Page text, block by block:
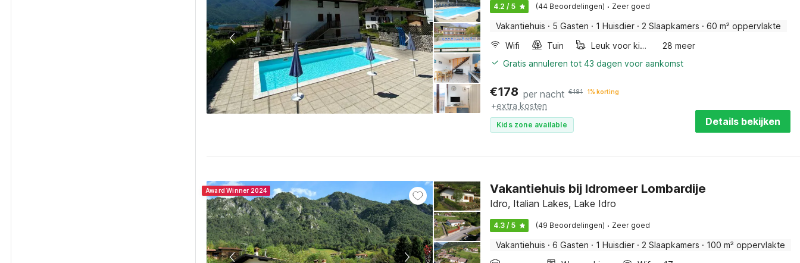
4.2 / 5 (44 Beoordelingen) · Zeer goed
Vakantiehuis · 5 Gasten · 1 Huisdier · 2 Slaapkamers · 60 m² oppervlakte
Wifi
Tuin Leuk voor kinderen
28 meer
Gratis annuleren tot 43 dagen voor aankomst
€178 per nacht €181 1% korting
+extra kosten
Kids zone available Details bekijken
Award Winner 2024 Vakantiehuis bij Idromeer Lombardije
Idro, Italian Lakes, Lake Idro
4.3 / 5 (49 Beoordelingen) · Zeer goed
Vakantiehuis · 6 Gasten · 1 Huisdier · 2 Slaapkamers · 100 m² oppervlakte